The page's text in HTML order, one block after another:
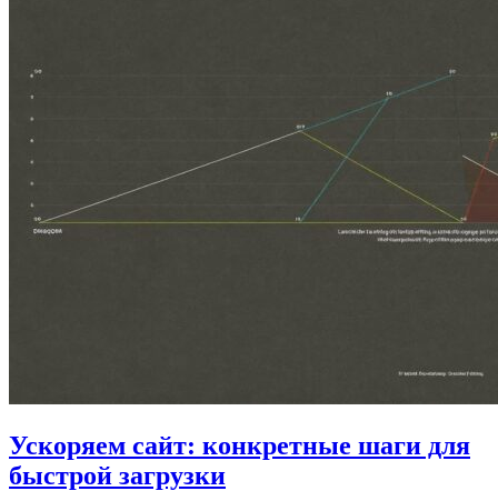
Ускоряем сайт: конкретные шаги для
быстрой загрузки